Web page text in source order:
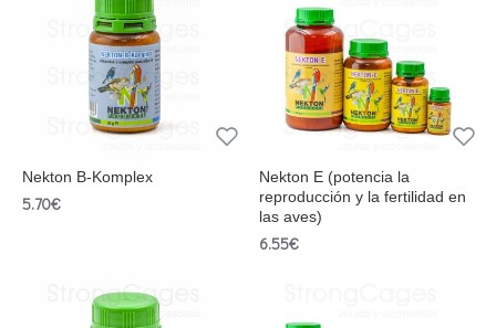
Nekton B-Komplex
5.70€
Nekton E (potencia la
reproducción y la fertilidad en
las aves)
6.55€